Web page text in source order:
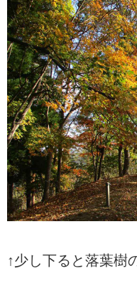
↑少し下ると落葉樹